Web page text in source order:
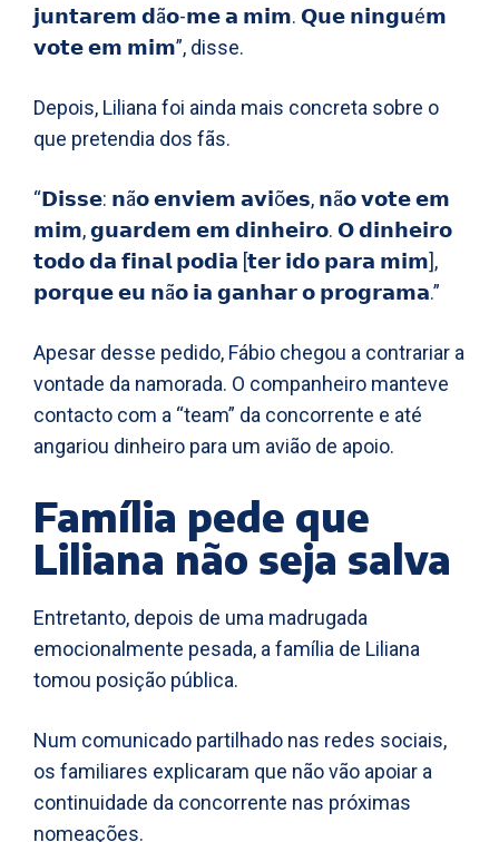
𝗷𝘂𝗻𝘁𝗮𝗿𝗲𝗺 𝗱ã𝗼-𝗺𝗲 𝗮 𝗺𝗶𝗺. 𝗤𝘂𝗲 𝗻𝗶𝗻𝗴𝘂é𝗺
𝘃𝗼𝘁𝗲 𝗲𝗺 𝗺𝗶𝗺”, disse.
Depois, Liliana foi ainda mais concreta sobre o
que pretendia dos fãs.
“𝗗𝗶𝘀𝘀𝗲: 𝗻ã𝗼 𝗲𝗻𝘃𝗶𝗲𝗺 𝗮𝘃𝗶õ𝗲𝘀, 𝗻ã𝗼 𝘃𝗼𝘁𝗲 𝗲𝗺
𝗺𝗶𝗺, 𝗴𝘂𝗮𝗿𝗱𝗲𝗺 𝗲𝗺 𝗱𝗶𝗻𝗵𝗲𝗶𝗿𝗼. 𝗢 𝗱𝗶𝗻𝗵𝗲𝗶𝗿𝗼
𝘁𝗼𝗱𝗼 𝗱𝗮 𝗳𝗶𝗻𝗮𝗹 𝗽𝗼𝗱𝗶𝗮 [𝘁𝗲𝗿 𝗶𝗱𝗼 𝗽𝗮𝗿𝗮 𝗺𝗶𝗺],
𝗽𝗼𝗿𝗾𝘂𝗲 𝗲𝘂 𝗻ã𝗼 𝗶𝗮 𝗴𝗮𝗻𝗵𝗮𝗿 𝗼 𝗽𝗿𝗼𝗴𝗿𝗮𝗺𝗮.”
Apesar desse pedido, Fábio chegou a contrariar a
vontade da namorada. O companheiro manteve
contacto com a “team” da concorrente e até
angariou dinheiro para um avião de apoio.
Família pede que
Liliana não seja salva
Entretanto, depois de uma madrugada
emocionalmente pesada, a família de Liliana
tomou posição pública.
Num comunicado partilhado nas redes sociais,
os familiares explicaram que não vão apoiar a
continuidade da concorrente nas próximas
nomeações.